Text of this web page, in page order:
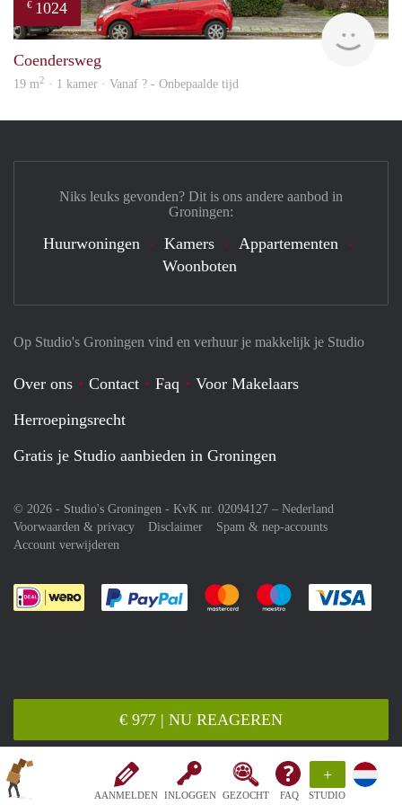
AANMELDEN INLOGGEN GEZOCHT FAQ
+
STUDIO
€ 977 | NU REAGEREN
€ 1024
Vast
Coendersweg
19 m2 · 1 kamer · Vanaf ? - Onbepaalde tijd
Op Studio's Groningen vind en verhuur je makkelijk je Studio
Over ons Contact Faq
Voor Makelaars
Herroepingsrecht
Gratis je Studio aanbieden in Groningen
© 2026 - Studio's Groningen - KvK nr. 02094127 – Nederland
Voorwaarden & privacy
Disclaimer
Spam & nep-accounts
Account verwijderen
Je rekent gemakkelijk af met Paypal
Je rekent gemakkelijk af met
Je rekent
Niks leuks gevonden? Dit is ons andere aanbod in
Groningen:
Huurwoningen Kamers
Appartementen
Woonboten